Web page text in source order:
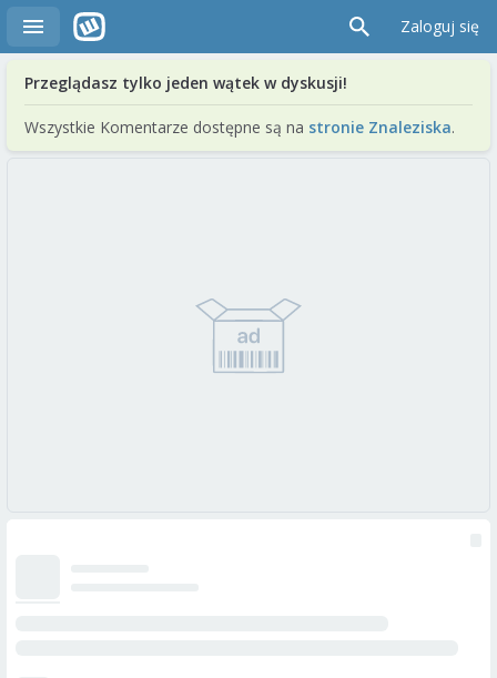
Zaloguj się
Przeglądasz tylko jeden wątek w dyskusji!
Wszystkie Komentarze dostępne są na stronie Znaleziska.